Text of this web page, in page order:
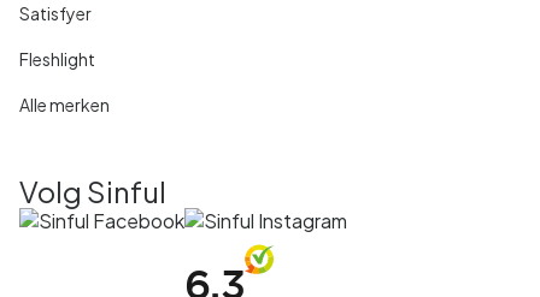
Satisfyer
Fleshlight
Alle merken
Volg Sinful